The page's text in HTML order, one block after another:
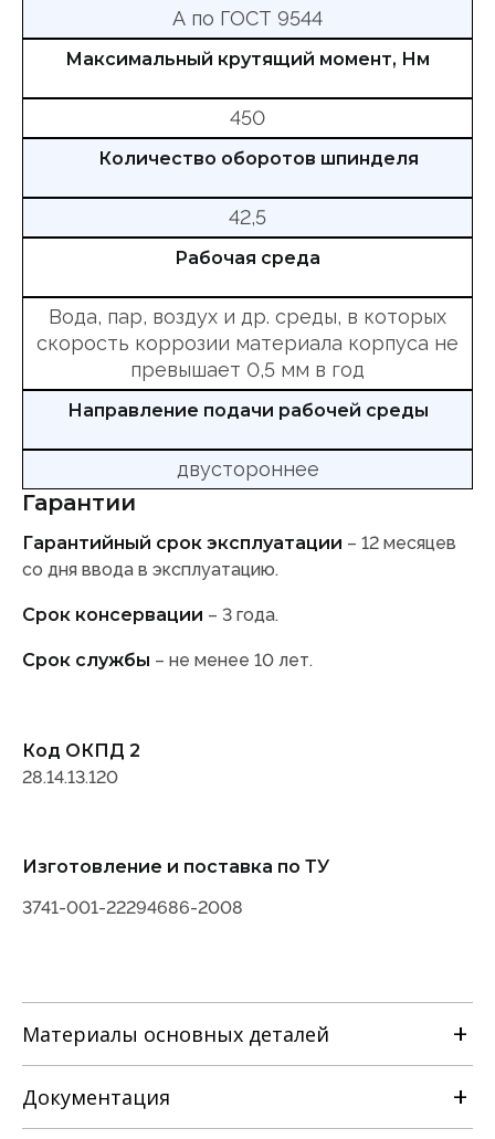
А по ГОСТ 9544
Максимальный крутящий момент, Нм
450
Количество оборотов шпинделя
42,5
Рабочая среда
Вода, пар, воздух и др. среды, в которых
скорость коррозии материала корпуса не
превышает 0,5 мм в год
Направление подачи рабочей среды
двустороннее
Гарантии
Гарантийный срок эксплуатации – 12 месяцев
со дня ввода в эксплуатацию.
Срок консервации – 3 года.
Срок службы – не менее 10 лет.
Код ОКПД 2
28.14.13.120
Изготовление и поставка по ТУ
3741-001-22294686-2008
Материалы основных деталей
Материальное исполнение корпусных
деталей
лс
Марка материала
Документация